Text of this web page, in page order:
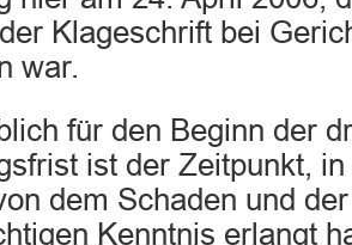
Klageschrift bei
war.
für den Beginn der
ist der Zeitpunkt,
dem Schaden und
Kenntnis erlangt